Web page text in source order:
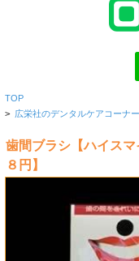
TOP
> 広栄社のデンタルケアコーナー
歯間ブラシ【ハイス
８円】